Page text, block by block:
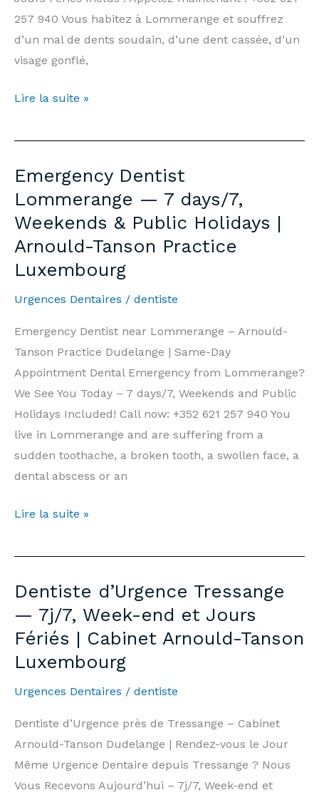
257 940 Vous habitez à Lommerange et souffrez
d’un mal de dents soudain, d’une dent cassée, d’un
visage gonflé,
Dentiste
Lommerange
7j/7,
Week-
end
et
Jours
|
Cabinet
Arnould-
Tanson
Luxembourg
Lire la suite »
Emergency Dentist
Lommerange — 7 days/7,
Weekends & Public Holidays |
Arnould-Tanson Practice
Luxembourg
Urgences Dentaires / dentiste
Emergency Dentist near Lommerange – Arnould-
Tanson Practice Dudelange | Same-Day
Appointment Dental Emergency from Lommerange?
We See You Today – 7 days/7, Weekends and Public
Holidays Included! Call now: +352 621 257 940 You
live in Lommerange and are suffering from a
sudden toothache, a broken tooth, a swollen face, a
dental abscess or an
Emergency
Lommerange
7
days/7,
Weekends
&
Holidays
|
Arnould-
Tanson
Practice
Lire la suite »
Dentiste d’Urgence Tressange
— 7j/7, Week-end et Jours
Fériés | Cabinet Arnould-Tanson
Luxembourg
Urgences Dentaires / dentiste
Dentiste d’Urgence près de Tressange – Cabinet
Arnould-Tanson Dudelange | Rendez-vous le Jour
Même Urgence Dentaire depuis Tressange ? Nous
Vous Recevons Aujourd’hui – 7j/7, Week-end et